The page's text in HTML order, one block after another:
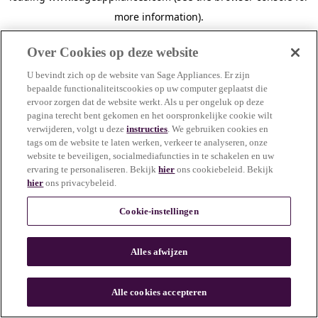
more information).
n
Over Cookies op deze website
U bevindt zich op de website van Sage Appliances. Er zijn
bepaalde functionaliteitscookies op uw computer geplaatst die
ervoor zorgen dat de website werkt. Als u per ongeluk op deze
pagina terecht bent gekomen en het oorspronkelijke cookie wilt
verwijderen, volgt u dezeinstructies. We gebruiken cookies en
tags om de website te laten werken, verkeer te analyseren, onze
website te beveiligen, socialmediafuncties in te schakelen en uw
ervaring te personaliseren. Bekijkhier ons cookiebeleid. Bekijk
hier ons privacybeleid.
Cookie-instellingen
Alles afwijzen
Alle cookies accepteren